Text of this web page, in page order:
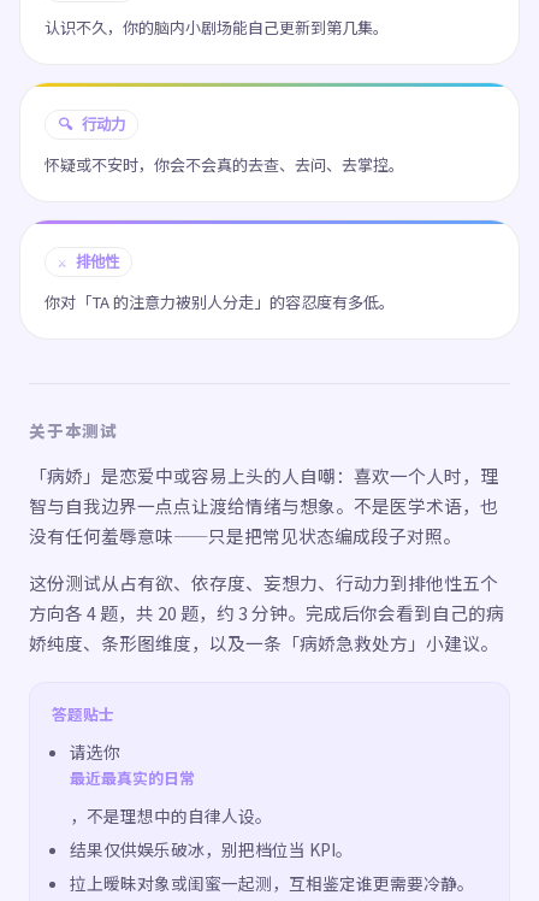
认识不久，你的脑内小剧场能自己更新到第几集。
🔍 行动力
怀疑或不安时，你会不会真的去查、去问、去掌控。
⚔️ 排他性
你对「TA 的注意力被别人分走」的容忍度有多低。
关于本测试
「病娇」是恋爱中或容易上头的人自嘲：喜欢一个人时，理
智与自我边界一点点让渡给情绪与想象。不是医学术语，也
没有任何羞辱意味——只是把常见状态编成段子对照。
这份测试从占有欲、依存度、妄想力、行动力到排他性五个
方向各 4 题，共 20 题，约 3 分钟。完成后你会看到自己的病
娇纯度、条形图维度，以及一条「病娇急救处方」小建议。
答题贴士
请选你
最近最真实的日常
，不是理想中的自律人设。
结果仅供娱乐破冰，别把档位当 KPI。
拉上暧昧对象或闺蜜一起测，互相鉴定谁更需要冷静。